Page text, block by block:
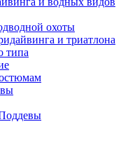
охоты
и триатлона
типа